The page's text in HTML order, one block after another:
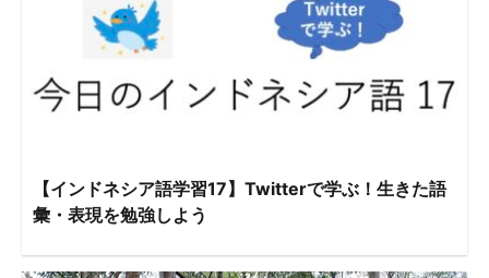
【インドネシア語学習17】Twitterで学ぶ！生きた語
彙・表現を勉強しよう